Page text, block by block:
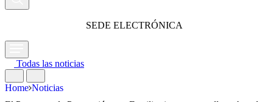
SEDE ELECTRÓNICA
Todas las noticias
Home Noticias